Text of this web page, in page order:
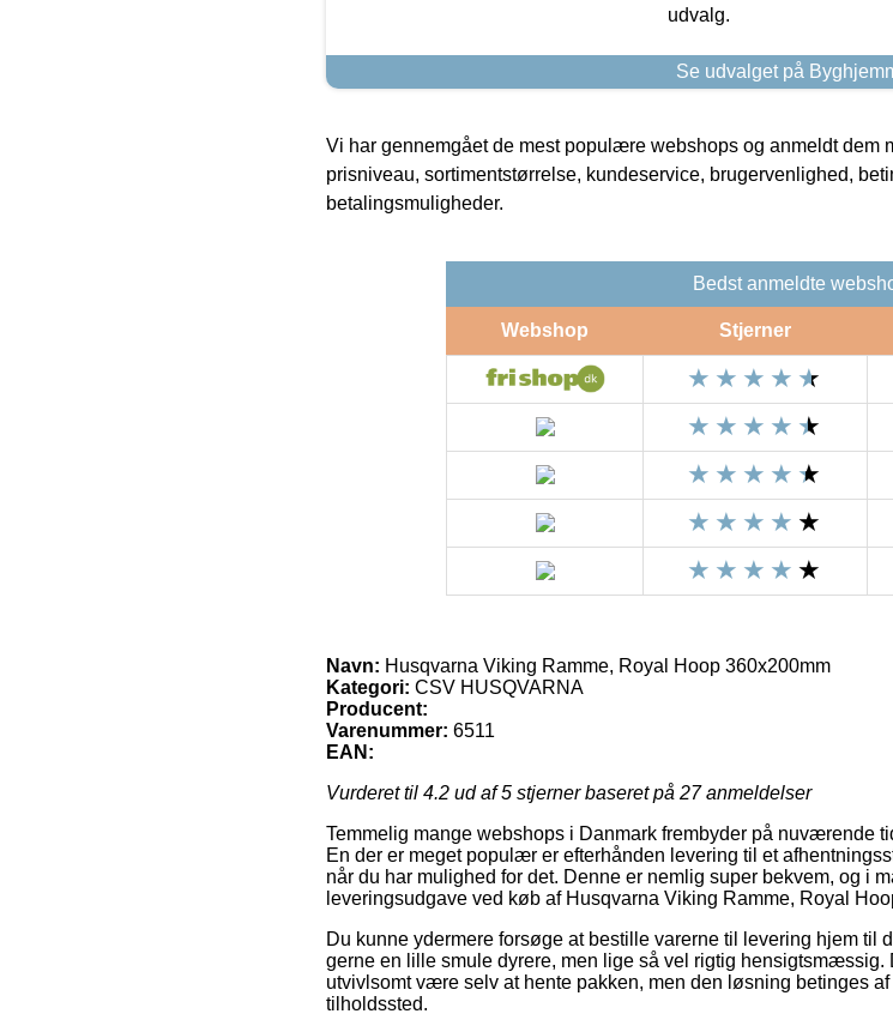
udvalg.
Se udvalget på
Vi har gennemgået de mest populære webshops og anmeldt dem
prisniveau, sortimentstørrelse, kundeservice, brugervenlighed,
betalingsmuligheder.
Bedst anmeldte
Webshop Stjerner
Navn: Husqvarna Viking Ramme, Royal Hoop 360x200mm
Kategori: CSV HUSQVARNA
Producent:
Varenummer: 6511
EAN:
Vurderet til 4.2 ud af 5 stjerner baseret på 27anmeldelser
Temmelig mange webshops i Danmark frembyder på nuværende
En der er meget populær er efterhånden levering til et
når du har mulighed for det. Denne er nemlig super bekvem, og i
leveringsudgave ved køb af Husqvarna Viking Ramme, Royal
Du kunne ydermere forsøge at bestille varerne til levering hjem til
gerne en lille smule dyrere, men lige så vel rigtig
utvivlsomt være selv at hente pakken, men den løsning betinges
tilholdssted.